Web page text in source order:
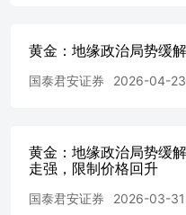
期货标的的价格可升
据。在不同时期，或
所含信息可在不发出
行关注相应的更新或
报告中的任何意见或
黄金：地缘政治局势缓
国泰君安证券 2026-04-23
黄金：地缘政治局势缓
走强，限制价格回升
国泰君安证券 2026-03-31